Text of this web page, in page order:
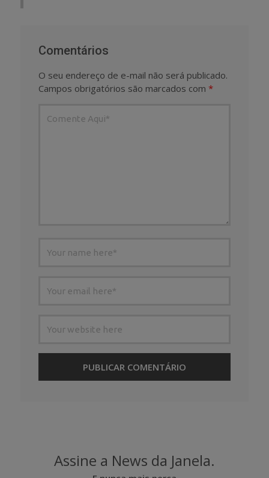
Comentários
O seu endereço de e-mail não será publicado.
Campos obrigatórios são marcados com *
Assine a News da Janela.